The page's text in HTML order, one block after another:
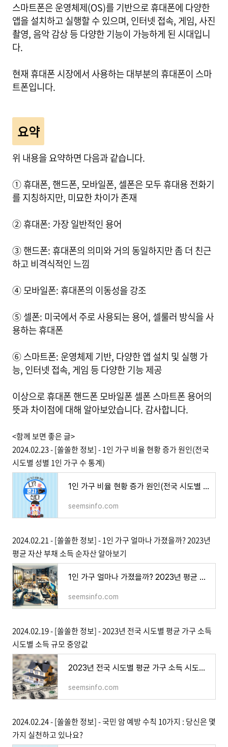
스마트폰은 운영체제(OS)를 기반으로 휴대폰에 다양한
앱을 설치하고 실행할 수 있으며, 인터넷 접속, 게임, 사진
촬영, 음악 감상 등 다양한 기능이 가능하게 된 시대입니
다.
현재 휴대폰 시장에서 사용하는 대부분의 휴대폰이 스마
트폰입니다.
요약
위 내용을 요약하면 다음과 같습니다.
① 휴대폰, 핸드폰, 모바일폰, 셀폰은 모두 휴대용 전화기
를 지칭하지만, 미묘한 차이가 존재
② 휴대폰: 가장 일반적인 용어
③ 핸드폰: 휴대폰의 의미와 거의 동일하지만 좀 더 친근
하고 비격식적인 느낌
④ 모바일폰: 휴대폰의 이동성을 강조
⑤ 셀폰: 미국에서 주로 사용되는 용어, 셀룰러 방식을 사
용하는 휴대폰
⑥ 스마트폰: 운영체제 기반, 다양한 앱 설치 및 실행 가
능, 인터넷 접속, 게임 등 다양한 기능 제공
이상으로휴대폰 핸드폰 모바일폰 셀폰 스마트폰 용어의
뜻과 차이점에 대해 알아보았습니다. 감사합니다.
<함께 보면 좋은 글>
2024.02.23 - [쏠쏠한 정보] - 1인 가구 비율 현황 증가 원인(전국
시도별 성별 1인 가구 수 통계)
1인 가구 비율 현황 증가 원인(전국 시도별 성별 1인 가구 수 통계)
seemsinfo.com
2024.02.21 - [쏠쏠한 정보] - 1인 가구 얼마나 가졌을까? 2023년
평균 자산 부채 소득 순자산 알아보기
1인 가구 얼마나 가졌을까? 2023년 평균 자산 부채 소득 순자산 알아보기
seemsinfo.com
2024.02.19 - [쏠쏠한 정보] - 2023년 전국 시도별 평균 가구 소득
시도별 소득 규모 중앙값
2023년 전국 시도별 평균 가구 소득 시도별 소득 규모 중앙값
seemsinfo.com
2024.02.24 - [쏠쏠한 정보] - 국민 암 예방 수칙 10가지 : 당신은 몇
가지 실천하고 있나요?